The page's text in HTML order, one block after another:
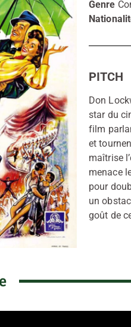
Genre
PITCH
Don
star du
film
et
maîtrise
menace
pour
un
goût de